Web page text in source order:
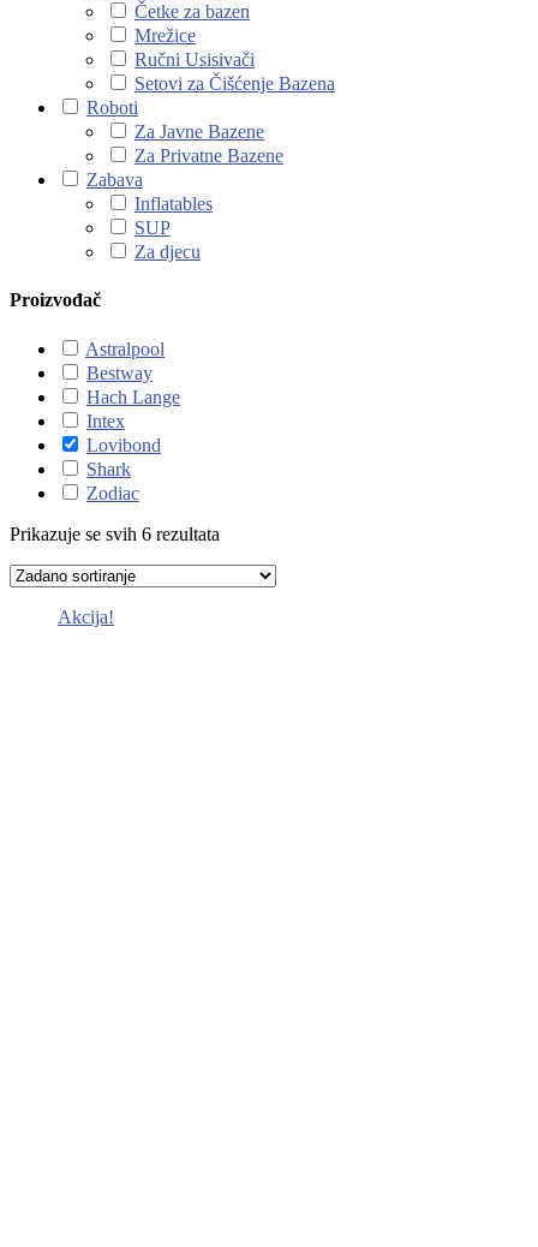
Četke za bazen
Mrežice
Ručni Usisivači
Setovi za Čišćenje Bazena
Roboti
Za Javne Bazene
Za Privatne Bazene
Zabava
Inflatables
SUP
Za djecu
Proizvođač
Astralpool
Bestway
Hach Lange
Intex
Lovibond
Shark
Zodiac
Prikazuje se svih 6 rezultata
Akcija!